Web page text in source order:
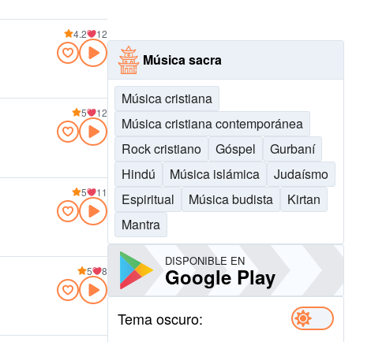
4.2 12
5 12
5 11
5 8
Música sacra
Música cristiana
Música cristiana contemporánea
Rock cristiano
Góspel
Gurbaní
Hindú
Música islámica
Judaísmo
Espiritual
Música budista
Kirtan
Mantra
DISPONIBLE EN
Google Play
Tema oscuro: